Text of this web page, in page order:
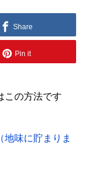
Share
Pin it
この方法です
地味に貯まりま